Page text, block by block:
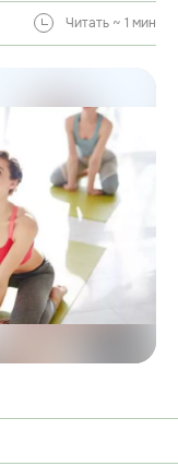
Читать ~ 1 мин